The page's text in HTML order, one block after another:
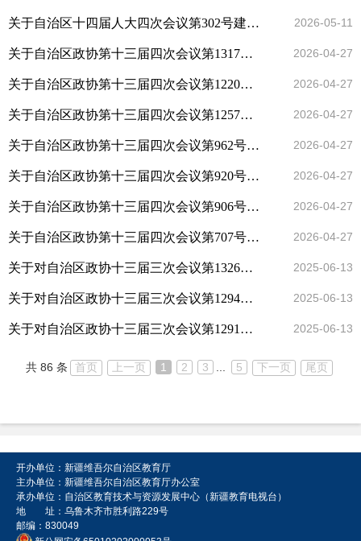
关于自治区十四届人大四次会议第302号建议的答复 2026-05-11
关于自治区政协第十三届四次会议第1317号提案答复的函 2026-04-27
关于自治区政协第十三届四次会议第1220号提案答复的函 2026-04-27
关于自治区政协第十三届四次会议第1257号提案答复的函 2026-04-27
关于自治区政协第十三届四次会议第962号提案答复的函 2026-04-27
关于自治区政协第十三届四次会议第920号提案答复的函 2026-04-27
关于自治区政协第十三届四次会议第906号提案答复的函 2026-04-27
关于自治区政协第十三届四次会议第707号提案答复的函 2026-04-27
关于对自治区政协十三届三次会议第1326号提案办理情况的答复 2025-06-13
关于对自治区政协十三届三次会议第1294号提案办理情况的答复 2025-06-13
关于对自治区政协十三届三次会议第1291号提案办理情况的答复 2025-06-13
共 86 条 首页 上一页 1 2 3 5 下一页 尾页
开办单位：新疆维吾尔自治区教育厅
主办单位：新疆维吾尔自治区教育厅办公室
承办单位：自治区教育技术与资源发展中心（新疆教育电视台）
地 址：乌鲁木齐市胜利路229号
邮编：830049